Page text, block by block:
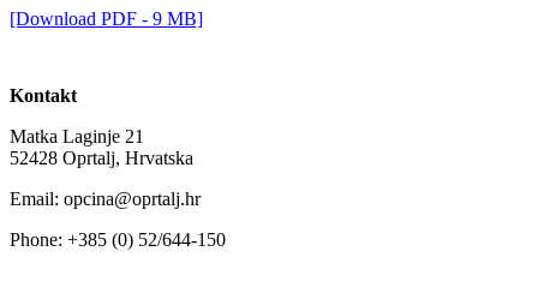
[Download PDF - 9 MB]
Kontakt
Matka Laginje 21
52428 Oprtalj, Hrvatska
Email: opcina@oprtalj.hr
Phone: +385 (0) 52/644-150